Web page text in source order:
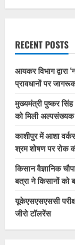
RECENT POSTS
आयकर विभाग
प्रावधानों पर
मुख्यमंत्री पुष्कर
को मिली अल्पसंख्यक
काशीपुर में आशा
श्रम शोषण पर रोक
किसान वैज्ञानिक
बत्रा ने किसानों को
यूकेएसएसएससी
जीरो टॉलरेंस